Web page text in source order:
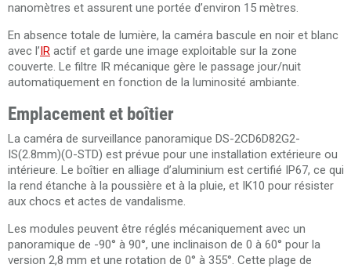
nanomètres et assurent une portée d’environ 15 mètres.
En absence totale de lumière, la caméra bascule en noir et blanc
avec l’IR actif et garde une image exploitable sur la zone
couverte. Le filtre IR mécanique gère le passage jour/nuit
automatiquement en fonction de la luminosité ambiante.
Emplacement et boîtier
La caméra de surveillance panoramique DS-2CD6D82G2-
IS(2.8mm)(O-STD) est prévue pour une installation extérieure ou
intérieure. Le boîtier en alliage d’aluminium est certifié IP67, ce qui
la rend étanche à la poussière et à la pluie, et IK10 pour résister
aux chocs et actes de vandalisme.
Les modules peuvent être réglés mécaniquement avec un
panoramique de -90° à 90°, une inclinaison de 0 à 60° pour la
version 2,8 mm et une rotation de 0° à 355°. Cette plage de